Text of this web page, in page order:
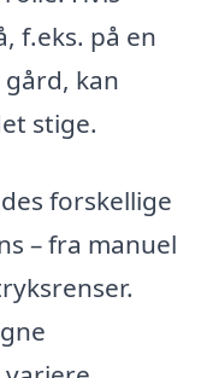
f.eks. på en
kan
stige.
forskellige
– fra manuel